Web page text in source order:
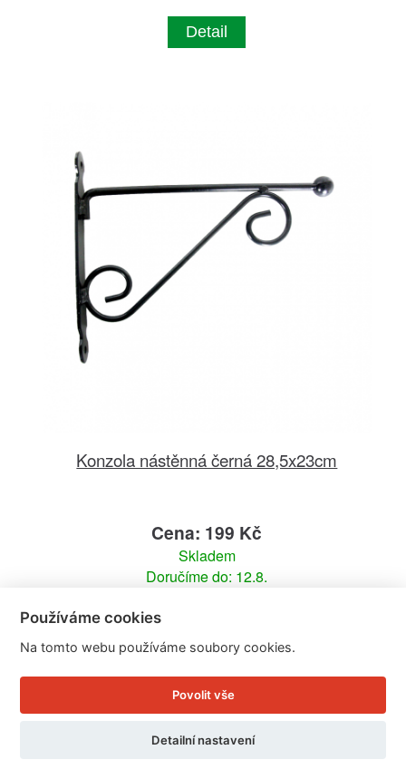
Detail
Konzola nástěnná černá 28,5x23cm
Cena: 199 Kč
Skladem
Doručíme do: 12.8.
Používáme cookies
Na tomto webu používáme soubory cookies.
Povolit vše
Detailní nastavení